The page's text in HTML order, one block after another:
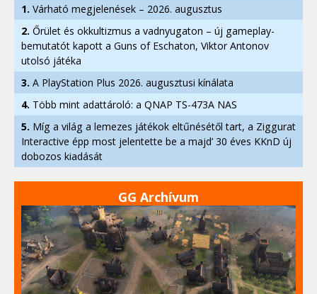
1. Várható megjelenések – 2026. augusztus
2. Őrület és okkultizmus a vadnyugaton – új gameplay-
bemutatót kapott a Guns of Eschaton, Viktor Antonov
utolsó játéka
3. A PlayStation Plus 2026. augusztusi kínálata
4. Több mint adattároló: a QNAP TS-473A NAS
5. Míg a világ a lemezes játékok eltűnésétől tart, a Ziggurat
Interactive épp most jelentette be a majd’ 30 éves KKnD új
dobozos kiadását
GG Archívum